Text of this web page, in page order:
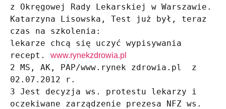
z Okręgowej Rady Lekarskiej w Warszawie.
Katarzyna Lisowska, Test już był, teraz
czas na szkolenia:
lekarze chcą się uczyć wypisywania
recept. www.rynekzdrowia.pl
2 MS, AK, PAP/www.rynek zdrowia.pl  z
02.07.2012 r.
3 Jest decyzja ws. protestu lekarzy i
oczekiwane zarządzenie prezesa NFZ ws.